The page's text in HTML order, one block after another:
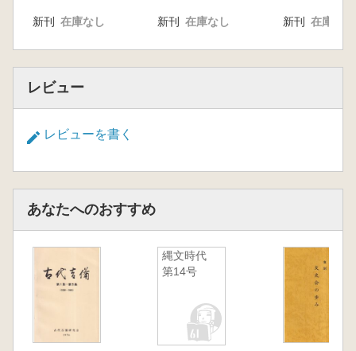
新刊 在庫なし 新刊 在庫なし 新刊 在庫なし
レビュー
レビューを書く
あなたへのおすすめ
縄文時代
第14号